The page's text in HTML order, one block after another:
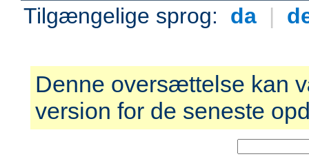
Tilgængelige sprog: da |
Denne oversættelse kan
version for de seneste